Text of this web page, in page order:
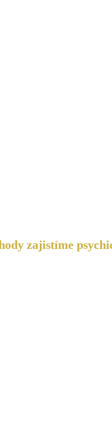
zajistíme